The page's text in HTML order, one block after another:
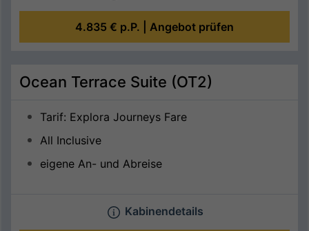
4.835 € p.P. | Angebot prüfen
Ocean Terrace Suite (OT2)
Tarif: Explora Journeys Fare
All Inclusive
eigene An- und Abreise
Kabinendetails